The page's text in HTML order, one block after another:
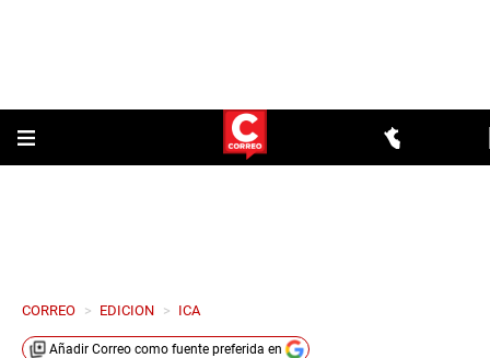
CORREO > EDICION > ICA
Añadir Correo como fuente preferida en